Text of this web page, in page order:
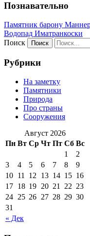
Познавательно
Памятник барону
Водопад Иматранкоски
Поиск
Рубрики
На заметку
Памятники
Природа
Про страны
Сооружения
Август 2026
Пн Вт Ср Чт Пт Сб Вс
« Дек
1
2
3
4 5 6 7 8
9
10 11 12 13 14 15 16
17 18 19 20 21 22 23
24 25 26 27 28 29 30
31